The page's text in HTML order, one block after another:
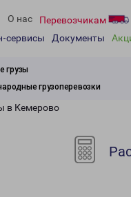
О нас Перевозчикам
сервисы
Документы
грузы
грузоперевозки
в Кемерово